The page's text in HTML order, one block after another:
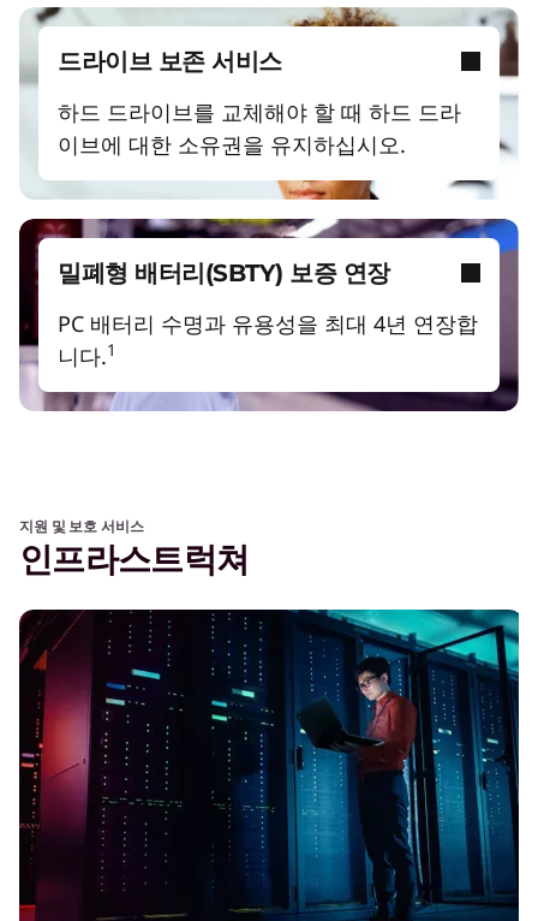
드라이브 보존 서비스
하드 드라이브를 교체해야 할 때 하드 드라
이브에 대한 소유권을 유지하십시오.
밀폐형 배터리(SBTY) 보증 연장
PC 배터리 수명과 유용성을 최대 4년 연장합
니다.1
지원 및 보호 서비스
인프라스트럭쳐